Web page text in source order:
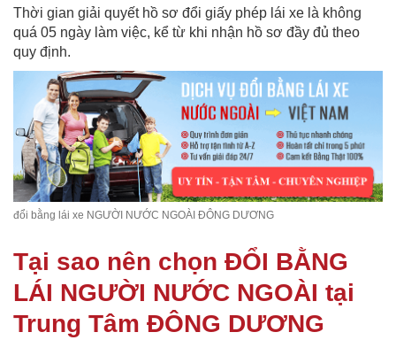
Thời gian giải quyết hồ sơ đổi giấy phép lái xe là không
quá 05 ngày làm việc, kể từ khi nhận hồ sơ đầy đủ theo
quy định.
đổi bằng lái xe NGƯỜI NƯỚC NGOÀI ĐÔNG DƯƠNG
Tại sao nên chọn ĐỔI BẰNG
LÁI NGƯỜI NƯỚC NGOÀI tại
Trung Tâm ĐÔNG DƯƠNG